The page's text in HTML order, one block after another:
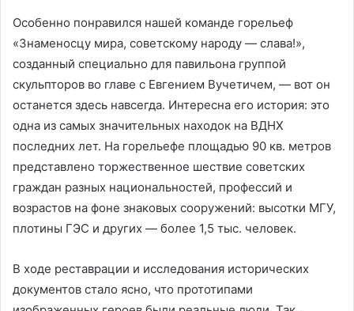
Особенно понравился нашей команде горельеф
«Знаменосцу мира, советскому народу — слава!»,
созданный специально для павильона группой
скульпторов во главе с Евгением Вучетичем, — вот он
останется здесь навсегда. Интересна его история: это
одна из самых значительных находок на ВДНХ
последних лет. На горельефе площадью 90 кв. метров
представлено торжественное шествие советских
граждан разных национальностей, профессий и
возрастов на фоне знаковых сооружений: высотки МГУ,
плотины ГЭС и других — более 1,5 тыс. человек.
В ходе реставрации и исследования исторических
документов стало ясно, что прототипами